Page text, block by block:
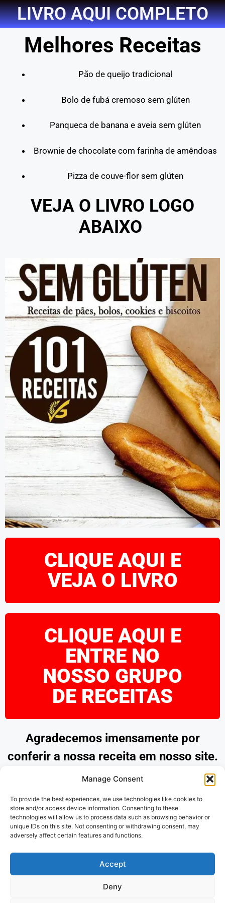
Manage Consent
To provide the best experiences, we use technologies like cookies to
store and/or access device information. Consenting to these
technologies will allow us to process data such as browsing behavior or
unique IDs on this site. Not consenting or withdrawing consent, may
adversely affect certain features and functions.
Accept
Deny
LIVRO AQUI COMPLETO
Melhores Receitas
Pão de queijo tradicional
Bolo de fubá cremoso sem glúten
Panqueca de banana e aveia sem glúten
Brownie de chocolate com farinha de amêndoas
Pizza de couve-flor sem glúten
VEJA O LIVRO LOGO
ABAIXO
CLIQUE AQUI E
VEJA O LIVRO
CLIQUE AQUI E
ENTRE NO
NOSSO GRUPO
DE RECEITAS
Agradecemos imensamente por
conferir a nossa receita em nosso site.
Esperamos que tenha encontrado
pratos deliciosos. Continue explorando
as nossas opções e desfrute de
Obrigado por nos acompanhar!